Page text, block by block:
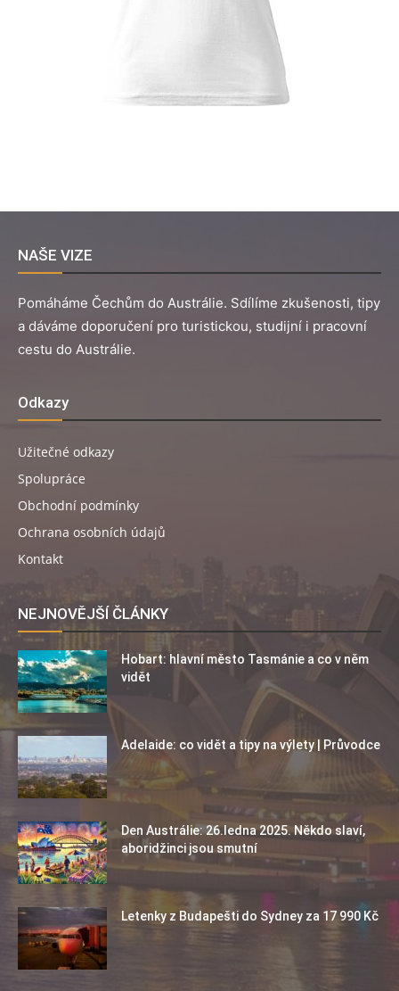
NAŠE VIZE
Pomáháme Čechům do Austrálie. Sdílíme zkušenosti, tipy
a dáváme doporučení pro turistickou, studijní i pracovní
cestu do Austrálie.
Odkazy
Užitečné odkazy
Spolupráce
Obchodní podmínky
Ochrana osobních údajů
Kontakt
NEJNOVĚJŠÍ ČLÁNKY
Hobart: hlavní město Tasmánie a co v něm
vidět
Adelaide: co vidět a tipy na výlety | Průvodce
Den Austrálie: 26.ledna 2025. Někdo slaví,
aboridžinci jsou smutní
Letenky z Budapešti do Sydney za 17 990 Kč